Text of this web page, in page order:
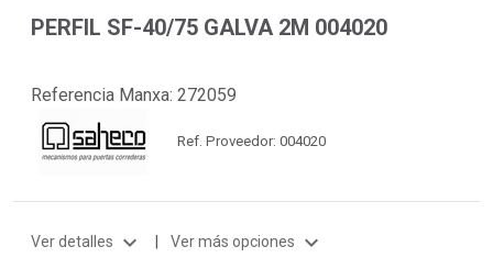
PERFIL SF-40/75 GALVA 2M 004020
Referencia Manxa: 272059
Ref. Proveedor: 004020
Ver detalles expand_more | Ver más opciones expand_more